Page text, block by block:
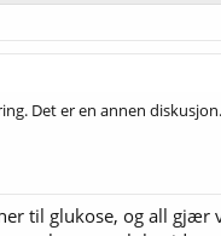
Det er en annen
til glukose, og all gjær